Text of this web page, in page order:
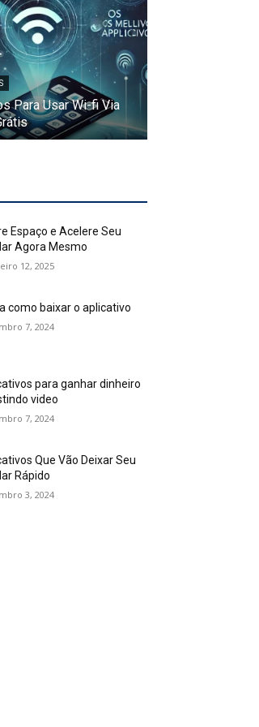
Para Usar Wi-fi Via
Espaço e Acelere Seu
Agora Mesmo
12, 2025
como baixar o aplicativo
7, 2024
para ganhar dinheiro
video
7, 2024
Que Vão Deixar Seu
Rápido
3, 2024